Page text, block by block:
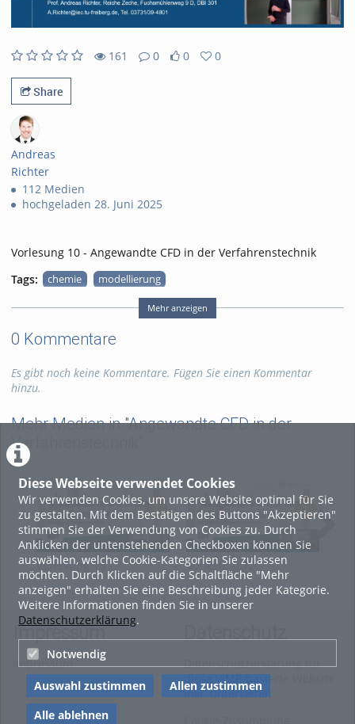
Diese Webseite verwendet Cookies
Wir verwenden Cookies, um unsere Website optimal für Sie
zu gestalten. Mit dem Bestätigen des Buttons "Akzeptieren"
stimmen Sie der Verwendung von Cookies zu. Durch
Anklicken der untenstehenden Checkboxen können Sie
auswählen, welche Cookie-Kategorien Sie zulassen
möchten. Durch Klicken auf die Schaltfläche "Mehr
anzeigen" erhalten Sie eine Beschreibung jeder Kategorie.
Weitere Informationen finden Sie in unserer
Datenschutzerklärung.
Notwendig
Auswahl zustimmen
Allen zustimmen
Alle ablehnen
161
0
0
0
Share
Andreas
Richter
112 Medien
hochgeladen 28. Juni 2025
Vorlesung 10 - Angewandte CFD in der Verfahrenstechnik
Tags:
chemie
modellierung
numerische simulation
Kategorien: Fachgebiete,
Chemie
Mehr anzeigen
0 Kommentare
Es gibt noch keine Kommentare. Fügen Sie einen Kommentar
hinzu.
Mehr Medien in "Angewandte CFD in der
Verfahrenstechnik"
Vorlesung 13 -
Angewandte CFD in der
Verfahrenstechnik
Vorlesung 12 -
Angewandte CFD in der
Verfahrenstechnik
Impressum
Impressum
Datenschutzerklärung für
diese ViMP-basierte Website
inkl. Unterseiten